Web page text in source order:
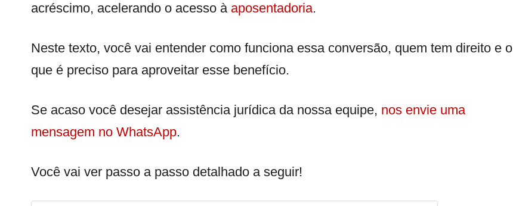
acréscimo, acelerando o acesso à aposentadoria.
Neste texto, você vai entender como funciona essa conversão, quem tem direito e o
que é preciso para aproveitar esse benefício.
Se acaso você desejar assistência jurídica da nossa equipe, nos envie uma
mensagem no WhatsApp.
Você vai ver passo a passo detalhado a seguir!